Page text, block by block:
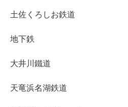
土佐くろしお鉄道
地下鉄
大井川鐵道
天竜浜名湖鉄道